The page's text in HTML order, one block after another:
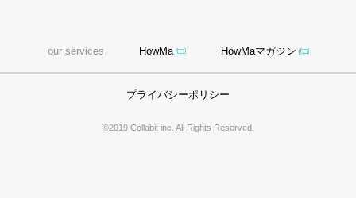
our services HowMa HowMaマガジン
プライバシーポリシー
©2019 Collabit inc. All Rights Reserved.